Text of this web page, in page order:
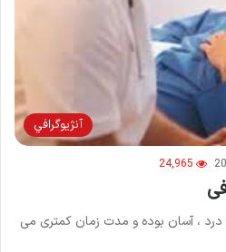
آنژيوگرافي
24,965
، آسان بوده و مدت زمان کمتری می